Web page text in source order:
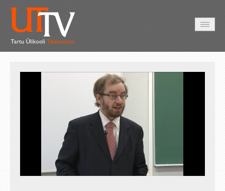
Unmute
0.00%
Esituskiirused
Auto